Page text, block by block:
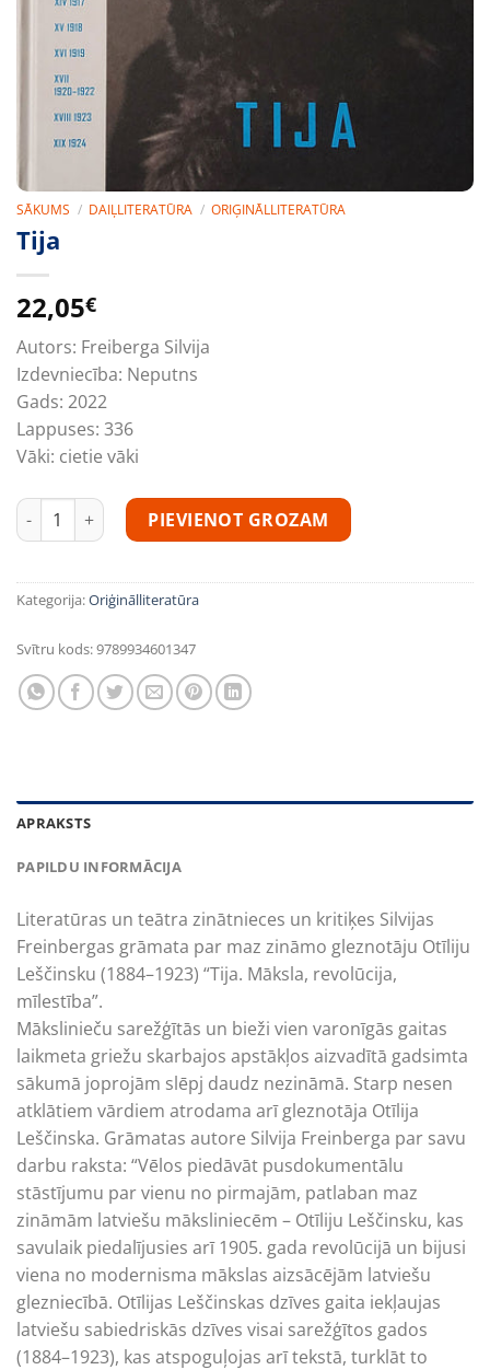
SĀKUMS / DAIĻLITERATŪRA / ORIĢINĀLLITERATŪRA
Tija
22,05€
Autors: Freiberga Silvija
Izdevniecība: Neputns
Gads: 2022
Lappuses: 336
Vāki: cietie vāki
Tija daudzums PIEVIENOT GROZAM
Kategorija:Oriģinālliteratūra
Svītru kods:9789934601347
APRAKSTS
PAPILDU INFORMĀCIJA
Literatūras un teātra zinātnieces un kritiķes Silvijas
Freinbergas grāmata par maz zināmo gleznotāju Otīliju
Leščinsku (1884–1923) “Tija. Māksla, revolūcija,
mīlestība”.
Mākslinieču sarežģītās un bieži vien varonīgās gaitas
laikmeta griežu skarbajos apstākļos aizvadītā gadsimta
sākumā joprojām slēpj daudz nezināmā. Starp nesen
atklātiem vārdiem atrodama arī gleznotāja Otīlija
Leščinska. Grāmatas autore Silvija Freinberga par savu
darbu raksta: “Vēlos piedāvāt pusdokumentālu
stāstījumu par vienu no pirmajām, patlaban maz
zināmām latviešu māksliniecēm – Otīliju Leščinsku, kas
savulaik piedalījusies arī 1905. gada revolūcijā un bijusi
viena no modernisma mākslas aizsācējām latviešu
glezniecībā. Otīlijas Leščinskas dzīves gaita iekļaujas
latviešu sabiedriskās dzīves visai sarežģītos gados
(1884–1923), kas atspoguļojas arī tekstā, turklāt to